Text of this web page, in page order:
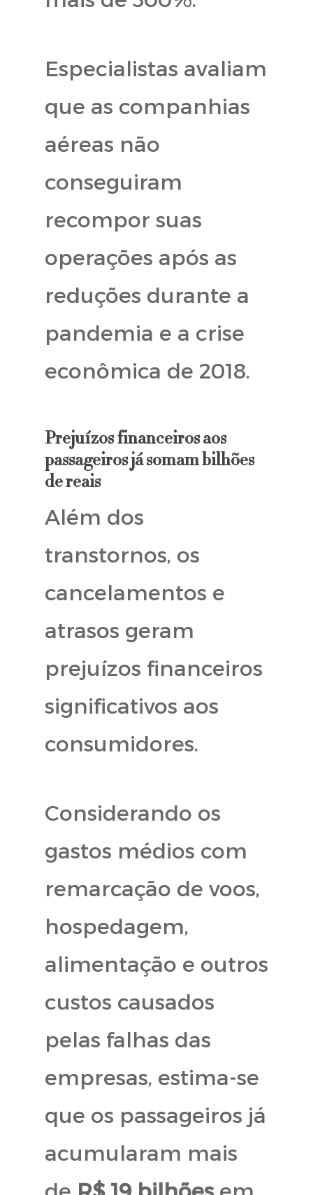
Especialistas avaliam
que as companhias
aéreas não
conseguiram
recompor suas
operações após as
reduções durante a
pandemia e a crise
econômica de 2018.
Prejuízos financeiros aos
passageiros já somam bilhões
de reais
Além dos
transtornos, os
cancelamentos e
atrasos geram
prejuízos financeiros
significativos aos
consumidores.
Considerando os
gastos médios com
remarcação de voos,
hospedagem,
alimentação e outros
custos causados
pelas falhas das
empresas, estima-se
que os passageiros já
acumularam mais